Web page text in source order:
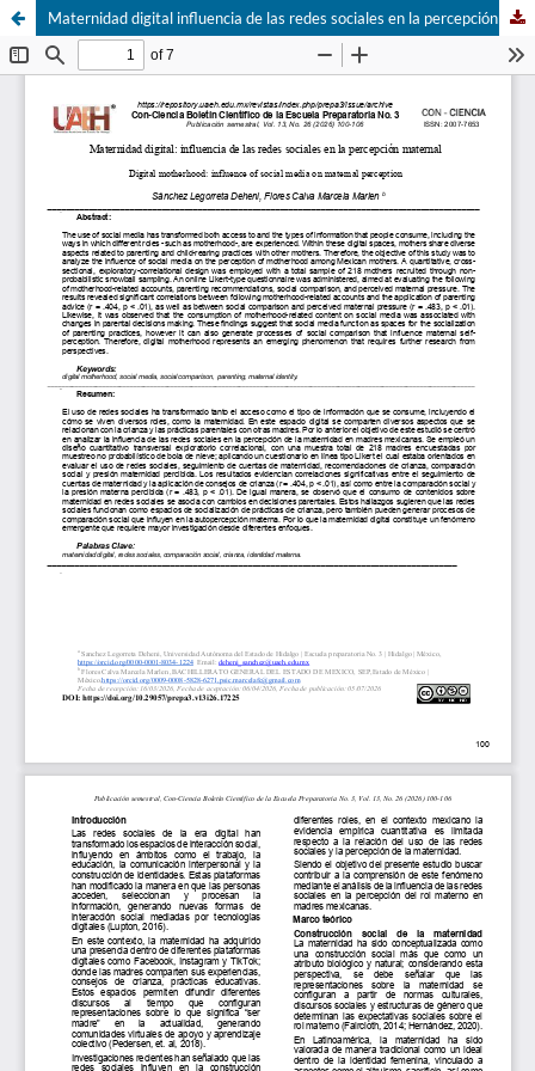
Maternidad digital influencia de las redes sociales en la percepción maternal